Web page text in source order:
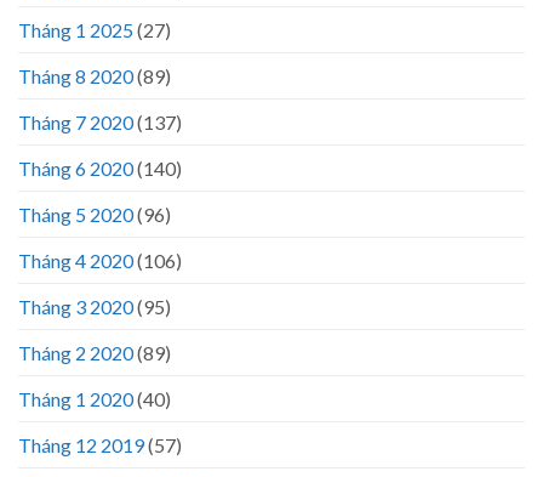
Tháng 1 2025(27)
Tháng 8 2020(89)
Tháng 7 2020(137)
Tháng 6 2020(140)
Tháng 5 2020(96)
Tháng 4 2020(106)
Tháng 3 2020(95)
Tháng 2 2020(89)
Tháng 1 2020(40)
Tháng 12 2019(57)